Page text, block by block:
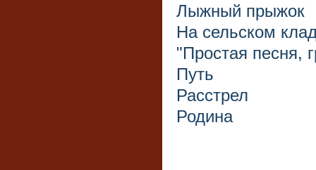
Лыжный прыжок
На сельском
"Простая песня,
Путь
Расстрел
Родина